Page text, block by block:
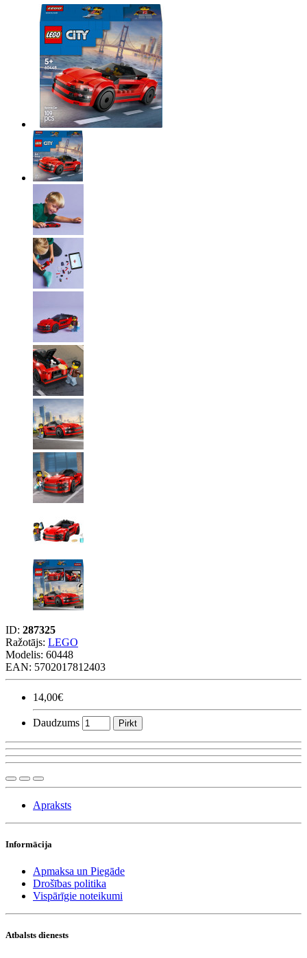
ID: 287325
Ražotājs: LEGO
Modelis: 60448
EAN: 5702017812403
14,00€
Daudzums Pirkt
Apraksts
Informācija
Apmaksa un Piegāde
Drošības politika
Vispārīgie noteikumi
Atbalsts dienests